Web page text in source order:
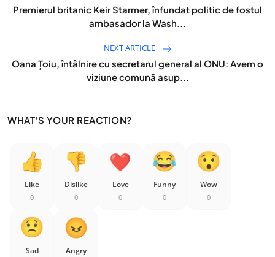
Premierul britanic Keir Starmer, înfundat politic de fostul
ambasador la Wash...
NEXT ARTICLE
Oana Țoiu, întâlnire cu secretarul general al ONU: Avem o
viziune comună asup...
WHAT'S YOUR REACTION?
Like
0
Dislike
0
Love
0
Funny
0
Wow
0
Sad Angry